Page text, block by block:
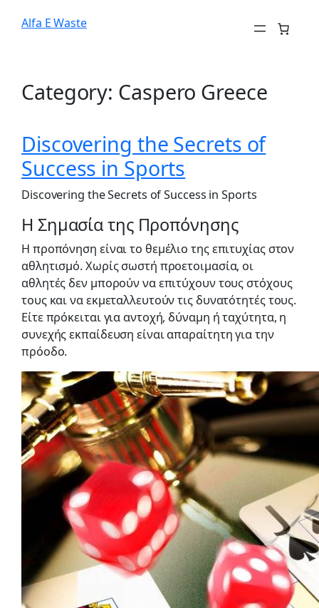
Alfa E Waste
Category: Caspero Greece
Discovering the Secrets of
Success in Sports
Discovering the Secrets of Success in Sports
Η Σημασία της Προπόνησης
Η προπόνηση είναι το θεμέλιο της επιτυχίας στον
αθλητισμό. Χωρίς σωστή προετοιμασία, οι
αθλητές δεν μπορούν να επιτύχουν τους στόχους
τους και να εκμεταλλευτούν τις δυνατότητές τους.
Είτε πρόκειται για αντοχή, δύναμη ή ταχύτητα, η
συνεχής εκπαίδευση είναι απαραίτητη για την
πρόοδο.